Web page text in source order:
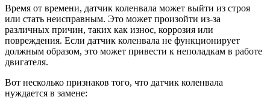
Время от времени, датчик коленвала может выйти из строя
или стать неисправным. Это может произойти из-за
различных причин, таких как износ, коррозия или
повреждения. Если датчик коленвала не функционирует
должным образом, это может привести к неполадкам в работе
двигателя.
Вот несколько признаков того, что датчик коленвала
нуждается в замене: